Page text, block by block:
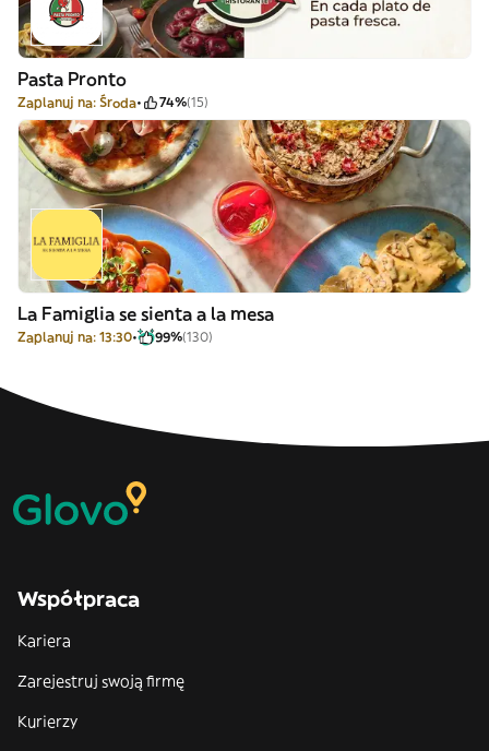
Pasta Pronto
Zaplanuj na: Środa 74%(15)
La Famiglia se sienta a la mesa
Zaplanuj na: 13:30 99%(130)
Współpraca
Kariera
Zarejestruj swoją firmę
Kurierzy